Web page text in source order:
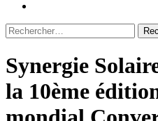
Rechercher :
Synergie
la 10ème